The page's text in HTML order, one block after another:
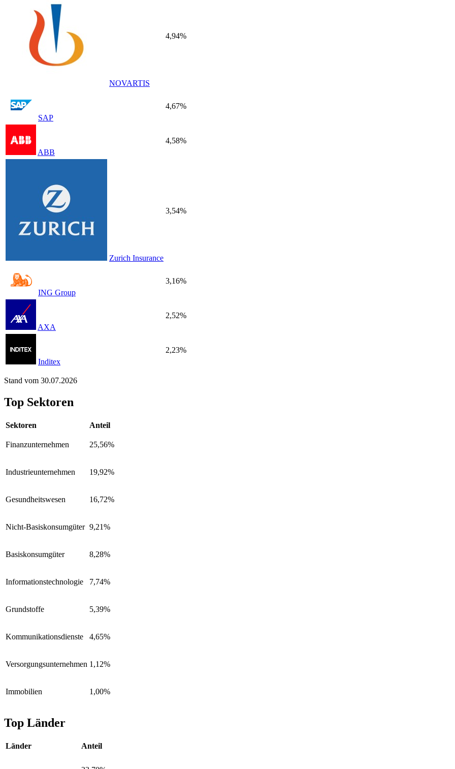
NOVARTIS
4,94%
SAP
4,67%
ABB
4,58%
Zurich Insurance
3,54%
ING Group
3,16%
AXA
2,52%
Inditex
2,23%
Stand vom 30.07.2026
Top Sektoren
Sektoren Anteil
Finanzunternehmen 25,56%
Industrieunternehmen 19,92%
Gesundheitswesen 16,72%
Nicht-Basiskonsumgüter 9,21%
Basiskonsumgüter 8,28%
Informationstechnologie 7,74%
Grundstoffe 5,39%
Kommunikationsdienste 4,65%
Versorgungsunternehmen 1,12%
Immobilien 1,00%
Top Länder
Länder Anteil